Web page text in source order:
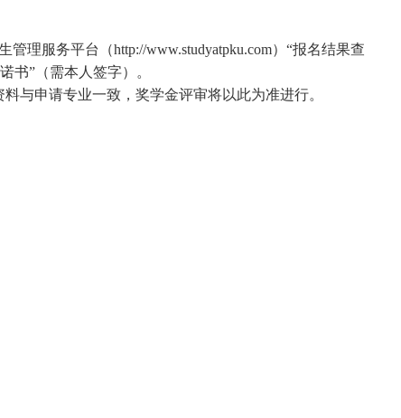
管理服务平台（http://www.studyatpku.com）“报名结果查
书”（需本人签字）。
与申请专业一致，奖学金评审将以此为准进行。